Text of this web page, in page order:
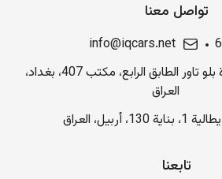
تواصل معنا
info@iqcars.net
شارع الرواد، عمارة بلو تاور الطابق الرابع، مكتب 407، بغداد،
العراق
أربيل، العراق
تابعنا